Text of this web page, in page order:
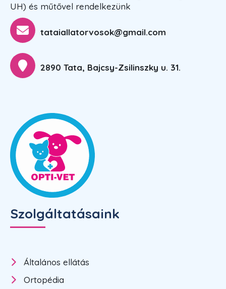
UH) és műtővel rendelkezünk
tataiallatorvosok@gmail.com
2890 Tata, Bajcsy-Zsilinszky u. 31.
Szolgáltatásaink
Általános ellátás
Ortopédia